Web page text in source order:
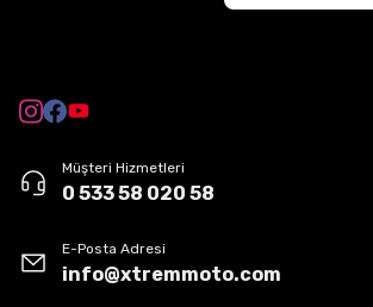
Müşteri Hizmetleri
0 533 58 020 58
E-Posta Adresi
info@xtremmoto.com